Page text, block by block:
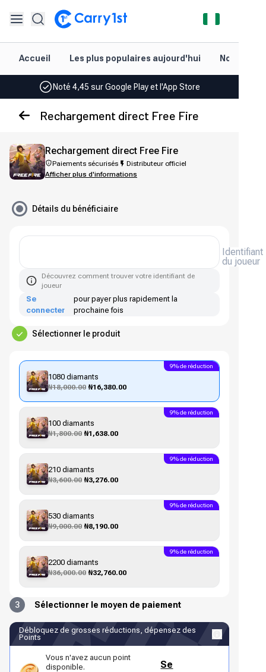
Accueil Les plus populaires aujourd'hui
Distributeur officiel de Call of Duty: Mobile, et plus
Satisfaction garantie à 100 % ou remboursé
Noté 4,45 sur Google Play et l'App Store
Distributeur officiel de Call of Duty: Mobile, et plus
Satisfaction garantie à 100 % ou remboursé
Rechargement direct Free Fire
Rechargement direct Free Fire
Paiements sécurisés
Distributeur officiel
Afficher plus d'informations
Détails du bénéficiaire
Identifiant
du joueur
Découvrez comment trouver votre identifiant de
joueur
Se
connecter
pour payer plus rapidement la
prochaine fois
Sélectionner le produit
1080 diamants
₦18,000.00 ₦16,380.00
9% de réduction
100 diamants
₦1,800.00 ₦1,638.00
9% de réduction
210 diamants
₦3,600.00 ₦3,276.00
9% de réduction
530 diamants
₦9,000.00 ₦8,190.00
9% de réduction
2200 diamants
₦36,000.00 ₦32,760.00
9% de réduction
3 Sélectionner le moyen de paiement
Débloquez de grosses réductions, dépensez des
Points
Vous n'avez aucun point
disponible.
Se